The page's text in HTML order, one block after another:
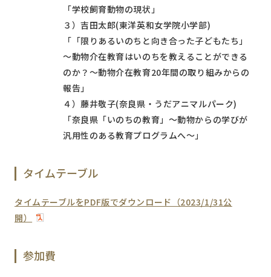
「学校飼育動物の現状」
３）吉田太郎(東洋英和女学院小学部)
「「限りあるいのちと向き合った子どもたち」
～動物介在教育はいのちを教えることができる
のか？～動物介在教育20年間の取り組みからの
報告」
４）藤井敬子(奈良県・うだアニマルパーク)
「奈良県「いのちの教育」～動物からの学びが
汎用性のある教育プログラムへ～」
タイムテーブル
タイムテーブルをPDF版でダウンロード（2023/1/31公
開）
参加費